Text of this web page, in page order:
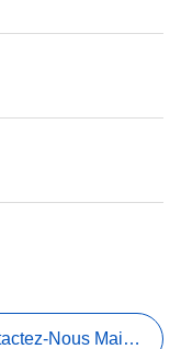
Nous Maintenant